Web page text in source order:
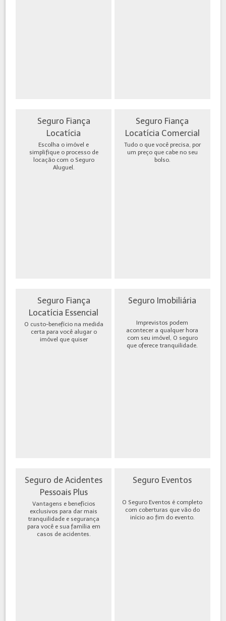
Seguro Fiança
Locatícia
Escolha o imóvel e
simplifique o processo de
locação com o Seguro
Aluguel.
Seguro Fiança
Locatícia Comercial
Tudo o que você precisa, por
um preço que cabe no seu
bolso.
Seguro Fiança
Locatícia Essencial
O custo-benefício na medida
certa para você alugar o
imóvel que quiser
Seguro Imobiliária
Imprevistos podem
acontecer a qualquer hora
com seu imóvel, O seguro
que oferece tranquilidade.
Seguro de Acidentes
Pessoais Plus
Vantagens e benefícios
exclusivos para dar mais
tranquilidade e segurança
para você e sua família em
casos de acidentes.
Seguro Eventos
O Seguro Eventos é completo
com coberturas que vão do
início ao fim do evento.